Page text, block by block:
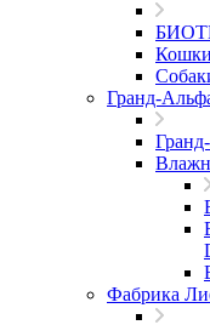
Кошки
Гранд-
Фабрика